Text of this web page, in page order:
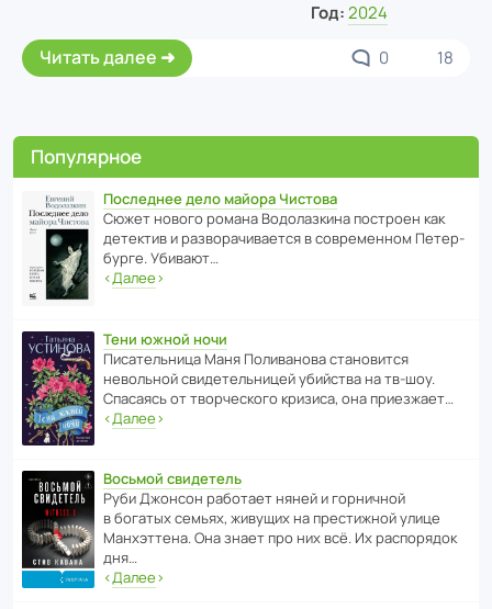
Год: 2024
Читать далее 0 18
Популярное
Последнее дело майора Чистова
Сюжет нового романа Водо­ла­з­кина пост­роен как
дете­ктив и разво­ра­чи­ва­ется в совре­менном Пете­р­
бурге. Убивают…
‹Далее›
Тени южной ночи
Писа­тель­ница Маня Поли­ва­нова стано­вится
невольной свиде­тель­ницей убийства на тв-шоу.
Спасаясь от твор­че­с­кого кризиса, она приезжает…
‹Далее›
Восьмой свидетель
Руби Джонсон рабо­тает няней и горни­чной
в богатых семьях, живущих на прес­ти­жной улице
Манх­эт­тена. Она знает про них всё. Их распо­рядок
дня…
‹Далее›